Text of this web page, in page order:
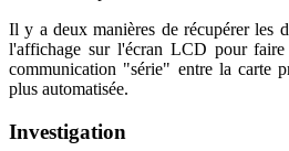
Il y a deux manières de récupérer les
l'affichage sur l'écran LCD pour faire
communication "série" entre la carte
plus automatisée.
Investigation